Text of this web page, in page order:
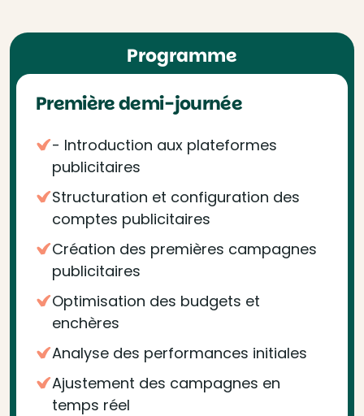
Programme
Première demi-journée
- Introduction aux plateformes
publicitaires
Structuration et configuration des
comptes publicitaires
Création des premières campagnes
publicitaires
Optimisation des budgets et
enchères
Analyse des performances initiales
Ajustement des campagnes en
temps réel